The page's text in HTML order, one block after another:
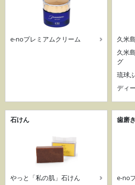
e-noプレミアムクリーム
久米
久米
グ
琉球
ディ
石けん
やっと「私の肌」石けん
歯磨
e-no